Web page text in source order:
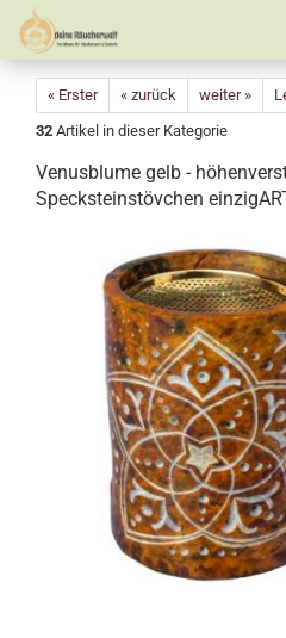
« Erster « zurück weiter »
32 Artikel in dieser Kategorie
Venusblume gelb -
Specksteinstövchen